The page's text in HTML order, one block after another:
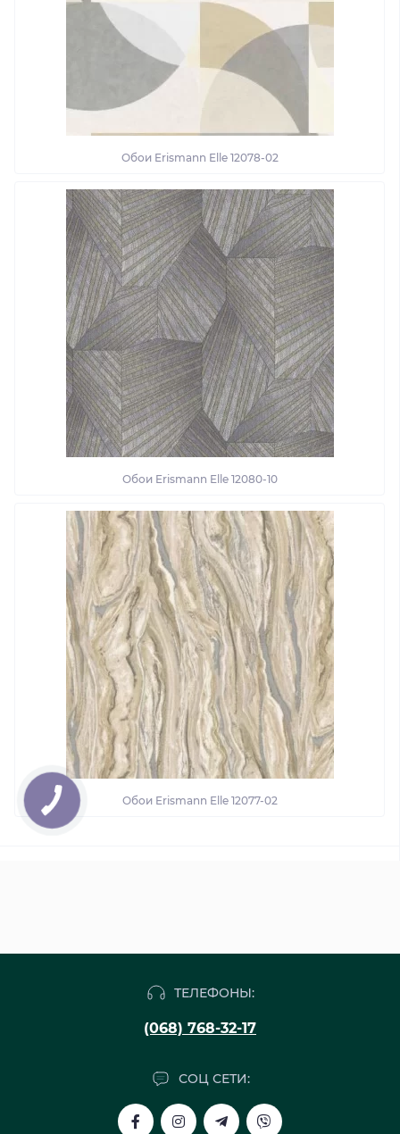
Обои Erismann Elle 12078-02
Обои Erismann Elle 12080-10
Обои Erismann Elle 12077-02
ТЕЛЕФОНЫ:
(068) 768-32-17
СОЦ СЕТИ: